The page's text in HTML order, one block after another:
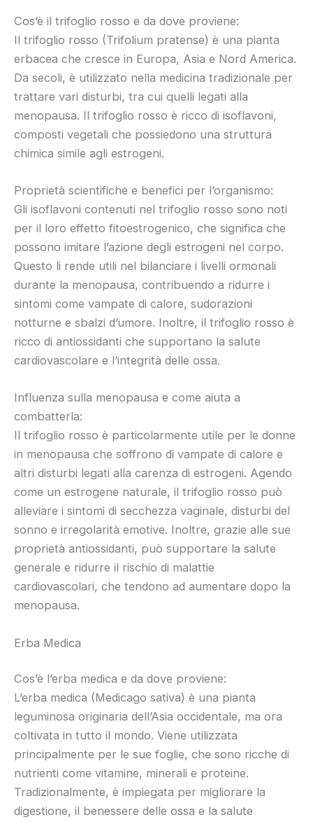
Cos’è il trifoglio rosso e da dove proviene:
Il trifoglio rosso (Trifolium pratense) è una pianta
erbacea che cresce in Europa, Asia e Nord America.
Da secoli, è utilizzato nella medicina tradizionale per
trattare vari disturbi, tra cui quelli legati alla
menopausa. Il trifoglio rosso è ricco di isoflavoni,
composti vegetali che possiedono una struttura
chimica simile agli estrogeni.
Proprietà scientifiche e benefici per l’organismo:
Gli isoflavoni contenuti nel trifoglio rosso sono noti
per il loro effetto fitoestrogenico, che significa che
possono imitare l’azione degli estrogeni nel corpo.
Questo li rende utili nel bilanciare i livelli ormonali
durante la menopausa, contribuendo a ridurre i
sintomi come vampate di calore, sudorazioni
notturne e sbalzi d’umore. Inoltre, il trifoglio rosso è
ricco di antiossidanti che supportano la salute
cardiovascolare e l’integrità delle ossa.
Influenza sulla menopausa e come aiuta a
combatterla:
Il trifoglio rosso è particolarmente utile per le donne
in menopausa che soffrono di vampate di calore e
altri disturbi legati alla carenza di estrogeni. Agendo
come un estrogene naturale, il trifoglio rosso può
alleviare i sintomi di secchezza vaginale, disturbi del
sonno e irregolarità emotive. Inoltre, grazie alle sue
proprietà antiossidanti, può supportare la salute
generale e ridurre il rischio di malattie
cardiovascolari, che tendono ad aumentare dopo la
menopausa.
Erba Medica
Cos’è l’erba medica e da dove proviene:
L’erba medica (Medicago sativa) è una pianta
leguminosa originaria dell’Asia occidentale, ma ora
coltivata in tutto il mondo. Viene utilizzata
principalmente per le sue foglie, che sono ricche di
nutrienti come vitamine, minerali e proteine.
Tradizionalmente, è impiegata per migliorare la
digestione, il benessere delle ossa e la salute